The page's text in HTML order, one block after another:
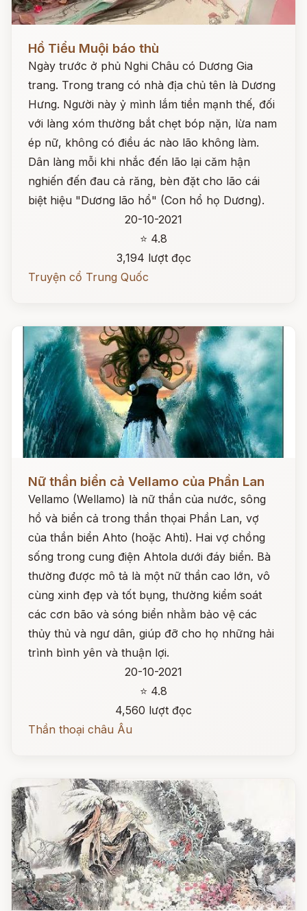
Đọc ngay
Hồ Tiểu Muội báo thù
Ngày trước ở phủ Nghi Châu có Dương Gia
trang. Trong trang có nhà địa chủ tên là Dương
Hưng. Người này ỷ mình lắm tiền mạnh thế, đối
với làng xóm thường bắt chẹt bóp nặn, lừa nam
ép nữ, không có điều ác nào lão không làm.
Dân làng mỗi khi nhắc đến lão lại căm hận
nghiến đến đau cả răng, bèn đặt cho lão cái
biệt hiệu "Dương lão hổ" (Con hổ họ Dương).
20-10-2021
⭐ 4.8
3,194 lượt đọc
Truyện cổ Trung Quốc
Nữ thần biển cả Vellamo của Phần Lan
Vellamo (Wellamo) là nữ thần của nước, sông
hồ và biển cả trong thần thọai Phần Lan, vợ
của thần biển Ahto (hoặc Ahti). Hai vợ chồng
sống trong cung điện Ahtola dưới đáy biển. Bà
thường được mô tả là một nữ thần cao lớn, vô
cùng xinh đẹp và tốt bụng, thường kiểm soát
các cơn bão và sóng biển nhằm bảo vệ các
thủy thủ và ngư dân, giúp đỡ cho họ những hải
trình bình yên và thuận lợi.
20-10-2021
⭐ 4.8
4,560 lượt đọc
Thần thoại châu Âu